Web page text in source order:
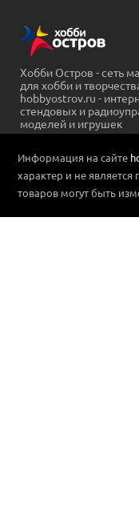
Хобби Остров - сеть
для хобби и
hobbyostrov.ru -
стендовых и
моделей и игрушек
Информация на сайте
характер и не
товаров могут быть